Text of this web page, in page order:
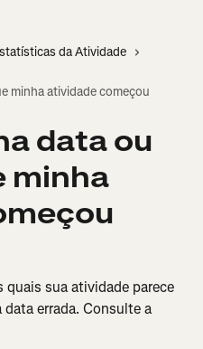
da Atividade
minha atividade começou
data ou
minha
sua atividade parece
data errada. Consulte a